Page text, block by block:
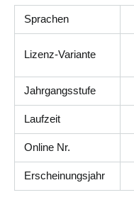
Sprachen
Lizenz-Variante
Jahrgangsstufe
Laufzeit
Online Nr.
Erscheinungsjahr